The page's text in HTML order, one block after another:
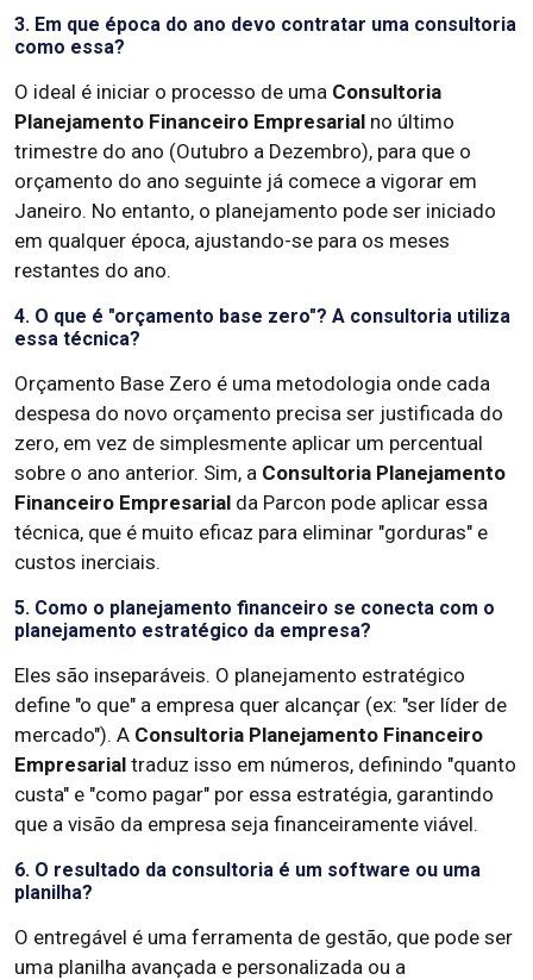
3. Em que época do ano devo contratar uma consultoria
como essa?
O ideal é iniciar o processo de uma Consultoria
Planejamento Financeiro Empresarial no último
trimestre do ano (Outubro a Dezembro), para que o
orçamento do ano seguinte já comece a vigorar em
Janeiro. No entanto, o planejamento pode ser iniciado
em qualquer época, ajustando-se para os meses
restantes do ano.
4. O que é "orçamento base zero"? A consultoria utiliza
essa técnica?
Orçamento Base Zero é uma metodologia onde cada
despesa do novo orçamento precisa ser justificada do
zero, em vez de simplesmente aplicar um percentual
sobre o ano anterior. Sim, a Consultoria Planejamento
Financeiro Empresarial da Parcon pode aplicar essa
técnica, que é muito eficaz para eliminar "gorduras" e
custos inerciais.
5. Como o planejamento financeiro se conecta com o
planejamento estratégico da empresa?
Eles são inseparáveis. O planejamento estratégico
define "o que" a empresa quer alcançar (ex: "ser líder de
mercado"). A Consultoria Planejamento Financeiro
Empresarial traduz isso em números, definindo "quanto
custa" e "como pagar" por essa estratégia, garantindo
que a visão da empresa seja financeiramente viável.
6. O resultado da consultoria é um software ou uma
planilha?
O entregável é uma ferramenta de gestão, que pode ser
uma planilha avançada e personalizada ou a